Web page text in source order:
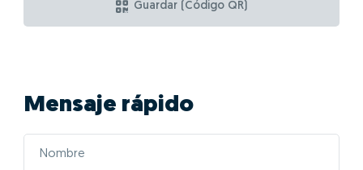
Guardar (Código QR)
Mensaje rápido